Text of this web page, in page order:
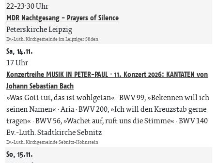
22-23:30 Uhr
MDR Nachtgesang - Prayers of Silence
Peterskirche Leipzig
Ev.-Luth. Kirchgemeinde im Leipziger Süden
Sa, 14.11.
17 Uhr
Konzertreihe MUSIK IN PETER-PAUL · 11. Konzert 2026: KANTATEN von
Johann Sebastian Bach
»Was Gott tut, das ist wohlgetan« · BWV 99, »Bekennen will ich
seinen Namen« · Aria · BWV 200, »Ich will den Kreuzstab gerne
tragen« · BWV 56, »Wachet auf, ruft uns die Stimme« · BWV 140
Ev.-Luth. Stadtkirche Sebnitz
Ev.-Luth. Kirchgemeinde Sebnitz-Hohnstein
So, 15.11.